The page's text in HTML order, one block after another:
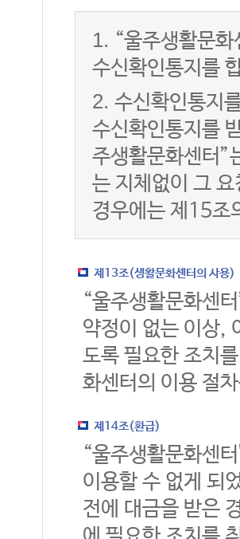
1. “울주생활문
수신확인통지를
2. 수신확인통지
수신확인통지를
주생활문화센터”
는 지체없이 그
경우에는 제15조
제13조(생활문화센터의 사용)
“울주생활문화센
약정이 없는 이상,
도록 필요한 조치
화센터의 이용 절
제14조(환급)
“울주생활문화센
이용할 수 없게 되
전에 대금을 받은